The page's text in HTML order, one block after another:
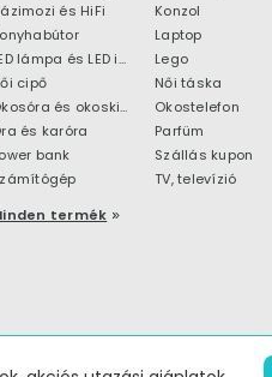
és HiFi
Konzol
Laptop
LED lámpa és LED izzó
Lego
cipő
Női táska
Okosóra és okoskiegészítő
Okostelefon
és karóra
Parfüm
bank
Szállás kupon
TV, televízió
termék